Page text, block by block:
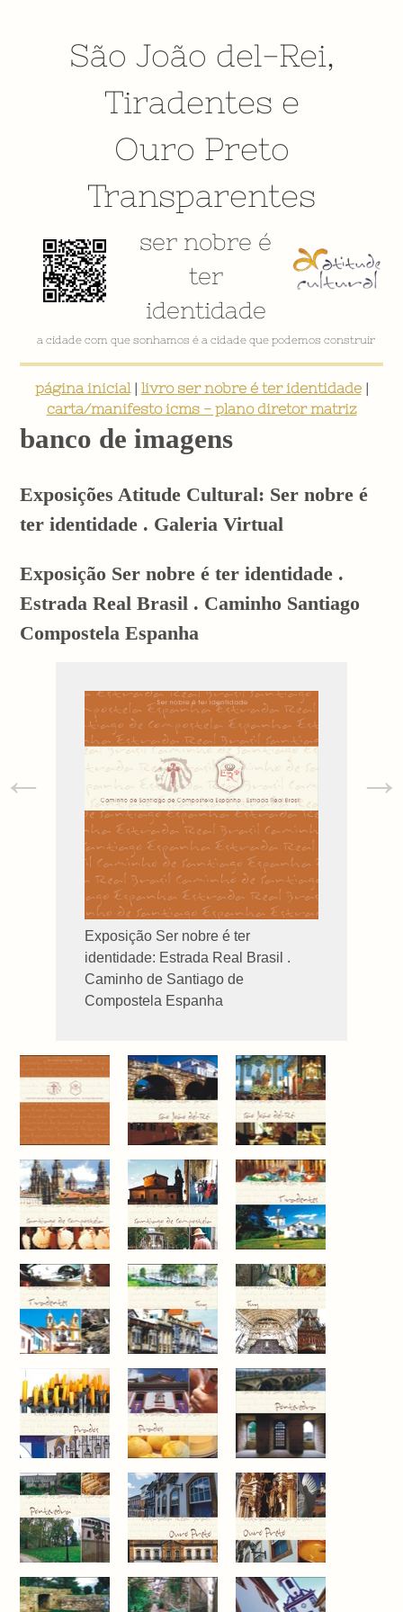
São João del-Rei,
Tiradentes e
Ouro Preto
Transparentes
ser nobre é
ter
identidade
a cidade com que sonhamos é a cidade que podemos construir
página inicial| livro ser nobre é ter identidade|
carta/manifesto icms - plano diretor matriz
banco de imagens
Exposições Atitude Cultural: Ser nobre é
ter identidade . Galeria Virtual
Exposição Ser nobre é ter identidade .
Estrada Real Brasil . Caminho Santiago
Compostela Espanha
Exposição Ser nobre é ter
identidade: Estrada Real Brasil .
Caminho de Santiago de
Compostela Espanha
← →